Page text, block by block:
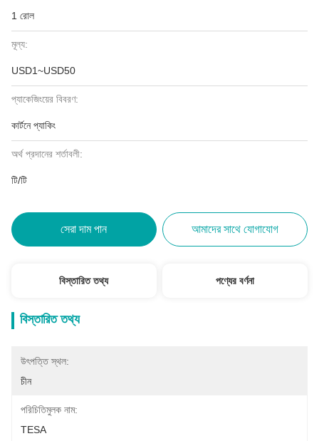
1 রোল
মূল্য:
USD1~USD50
প্যাকেজিংয়ের বিবরণ:
কার্টনে প্যাকিং
অর্থ প্রদানের শর্তাবলী:
টি/টি
সেরা দাম পান আমাদের সাথে যোগাযোগ
বিস্তারিত তথ্য পণ্যের বর্ণনা
বিস্তারিত তথ্য
উৎপত্তি স্থল:
চীন
পরিচিতিমুলক নাম:
TESA